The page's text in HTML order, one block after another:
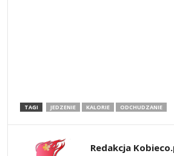
TAGI JEDZENIE KALORIE ODCHUDZANIE
Redakcja